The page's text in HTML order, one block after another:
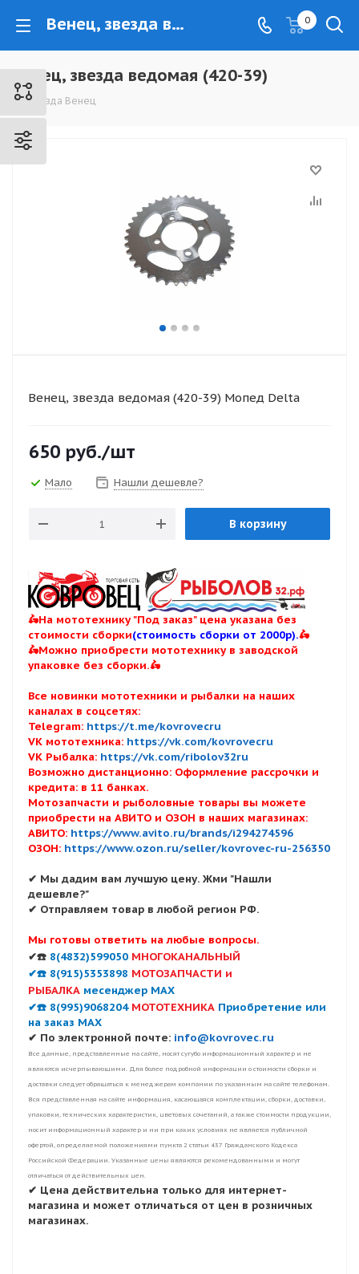
Венец, звезда ведомая (420-39) - www.kovrovec.ru 0
Венец, звезда ведомая (420-39)
Звезда Венец
Венец, звезда ведомая (420-39) Мопед Delta
650 руб./шт
Мало Нашли дешевле?
В корзину
🛵На мототехнику "Под заказ" цена указана без
стоимости сборки(стоимость сборки от 2000р).🛵
🛵Можно приобрести мототехнику в заводской
упаковке без сборки.🛵
Все новинки мототехники и рыбалки на наших
каналах в соцсетях:
Telegram: https://t.me/kovrovecru
VK мототехника: https://vk.com/kovrovecru
VK Рыбалка: https://vk.com/ribolov32ru
Возможно дистанционно: Оформление рассрочки и
кредита: в 11 банках.
Мотозапчасти и рыболовные товары вы можете
приобрести на АВИТО и ОЗОН в наших магазинах:
АВИТО: https://www.avito.ru/brands/i294274596
ОЗОН: https://www.ozon.ru/seller/kovrovec-ru-256350
✔ Мы дадим вам лучшую цену. Жми "Нашли
дешевле?"
✔ Отправляем товар в любой регион РФ.
Мы готовы ответить на любые вопросы.
✔☎️ 8(4832)599050 МНОГОКАНАЛЬНЫЙ
✔☎️ 8(915)5353898 МОТОЗАПЧАСТИ и
РЫБАЛКА месенджер MAX
✔☎️ 8(995)9068204 МОТОТЕХНИКА Приобретение или
на заказ MAX
✔ По электронной почте: info@kovrovec.ru
Все данные, представленные на сайте, носят сугубо информационный характер и не
являются исчерпывающими. Для более подробной информации о стоимости сборки и
доставки следует обращаться к менеджерам компании по указанным на сайте телефонам.
Вся представленная на сайте информация, касающаяся комплектации, сборки, доставки,
упаковки, технических характеристик, цветовых сочетаний, а также стоимости продукции,
носит информационный характер и ни при каких условиях не является публичной
офертой, определяемой положениями пункта 2 статьи 437 Гражданского Кодекса
Российской Федерации. Указанные цены являются рекомендованными и могут
отличаться от действительных цен.
✔ Цена действительна только для интернет-
магазина и может отличаться от цен в розничных
магазинах.